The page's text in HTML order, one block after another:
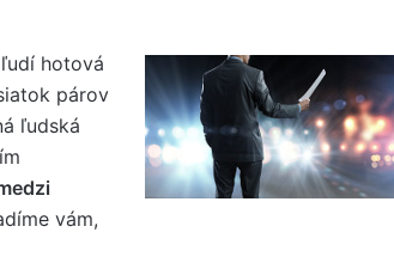
hotová
párov
ľudská
vám,